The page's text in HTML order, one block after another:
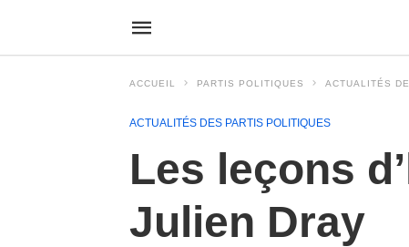
ACCUEIL PARTIS POLITIQUES ACTUALITÉS
ACTUALITÉS DES PARTIS POLITIQUES
Les leçons
Julien Dray